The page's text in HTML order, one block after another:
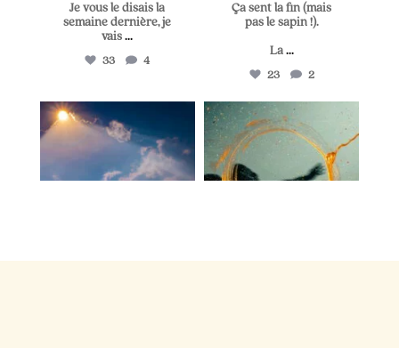
Je vous le disais la
semaine dernière, je
vais ...
33 4
Ça sent la fin (mais
pas le sapin !).
La ...
23 2
lapetitevoixlepodcast
Juin 25
lapetitevoixlepodcast
Juin 21